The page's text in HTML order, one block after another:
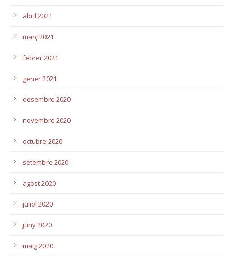
abril 2021
març 2021
febrer 2021
gener 2021
desembre 2020
novembre 2020
octubre 2020
setembre 2020
agost 2020
juliol 2020
juny 2020
maig 2020